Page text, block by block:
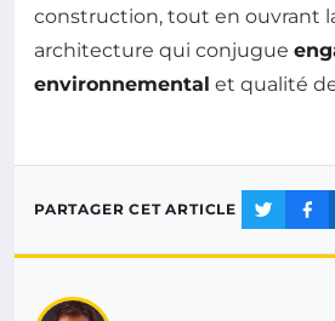
construction, tout en ouvrant
architecture qui conjugue
environnemental et qualité
PARTAGER CET ARTICLE